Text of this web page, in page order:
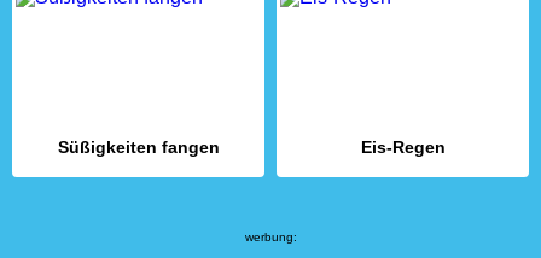
Süßigkeiten fangen Eis-Regen
werbung: